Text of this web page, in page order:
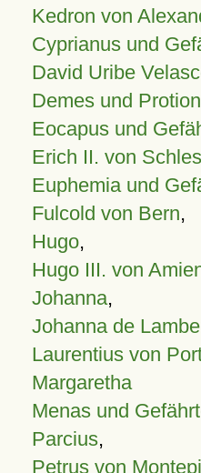
Kedron von
Cyprianus und
David Uribe
Demes und
Eocapus und
Erich II. von
Euphemia und
Fulcold von Bern,
Hugo,
Hugo III. von
Johanna,
Johanna de
Laurentius von
Margaretha
Menas und
Parcius,
Petrus von